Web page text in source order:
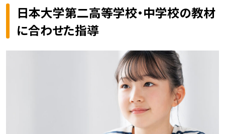
日本大学第二高等学校・中学校の教材
に合わせた指導